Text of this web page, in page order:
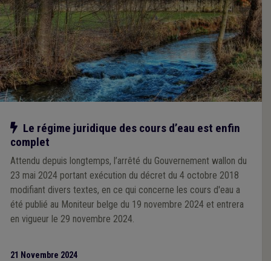
Notre action
Le régime juridique des cours d’eau est enfin
complet
Attendu depuis longtemps, l’arrêté du Gouvernement wallon du
23 mai 2024 portant exécution du décret du 4 octobre 2018
modifiant divers textes, en ce qui concerne les cours d'eau a
été publié au Moniteur belge du 19 novembre 2024 et entrera
en vigueur le 29 novembre 2024.
21 Novembre 2024